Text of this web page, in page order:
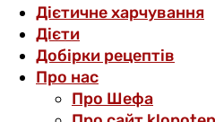
Дієтичне харчування
Дієти
Добірки рецептів
Про нас
Про Шефа